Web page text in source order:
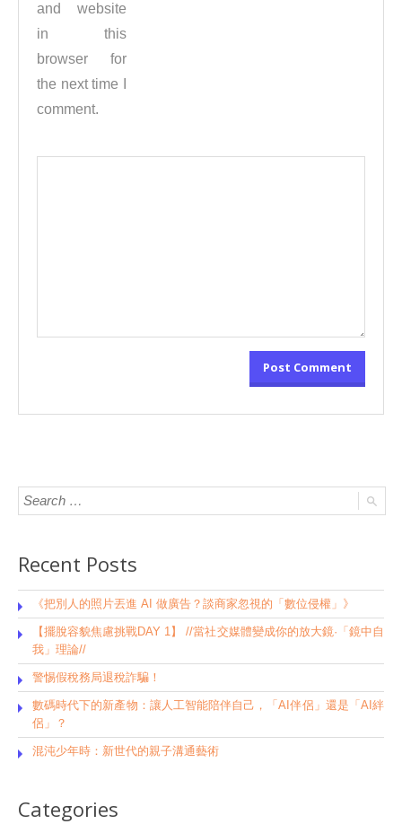
and website
in this
browser for
the next time I
comment.
Recent Posts
《把別人的照片丟進 AI 做廣告？談商家忽視的「數位侵權」》
【擺脫容貌焦慮挑戰DAY 1】 //當社交媒體變成你的放大鏡·「鏡中自
我」理論//
警惕假稅務局退稅詐騙！
數碼時代下的新產物：讓人工智能陪伴自己，「AI伴侶」還是「AI絆
侶」？
混沌少年時：新世代的親子溝通藝術
Categories